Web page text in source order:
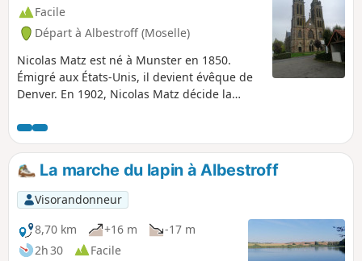
Facile
Départ à Albestroff (Moselle)
Nicolas Matz est né à Munster en 1850.
Émigré aux États-Unis, il devient évêque de
Denver. En 1902, Nicolas Matz décide la
l'Immaculée Conception. Il se souvient de
son village d'enfance et demande à ce que la
cathédrale soit la réplique de la Collégiale
Saint-Nicolas de Munster. En souvenir de
cette belle histoire, voici une randonnée très
agréable faite de larges chemins. Le
parcours est essentiellement en forêt. À
découvrir, le remarquable étang d'Albestroff.
La marche du lapin à Albestroff
Visorandonneur
8,70 km
+16 m
-17 m
2h 30
Facile